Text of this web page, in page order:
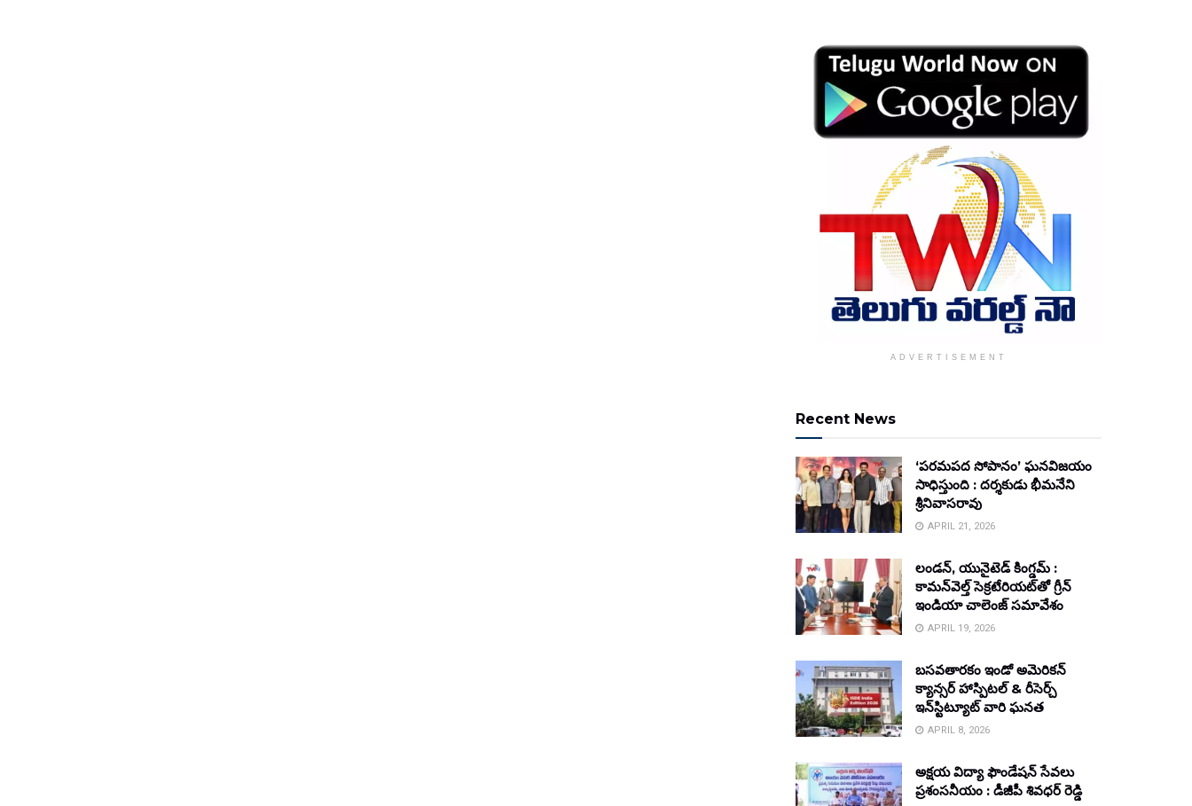
ADVERTISEMENT
Recent News
‘పరమపద సోపానం’ ఘనవిజయం
సాధిస్తుంది : దర్శకుడు భీమనేని
శ్రీనివాసరావు
APRIL 21, 2026
లండన్, యునైటెడ్ కింగ్డమ్ :
కామన్‌వెల్త్ సెక్రటేరియట్‌తో గ్రీన్
ఇండియా చాలెంజ్ సమావేశం
APRIL 19, 2026
బసవతారకం ఇండో అమెరికన్
క్యాన్సర్ హాస్పిటల్ & రీసెర్చ్
ఇన్‌స్టిట్యూట్ వారి ఘనత
APRIL 8, 2026
అక్షయ విద్యా ఫౌండేషన్ సేవలు
ప్రశంసనీయం : డీజీపీ శివధర్ రెడ్డి